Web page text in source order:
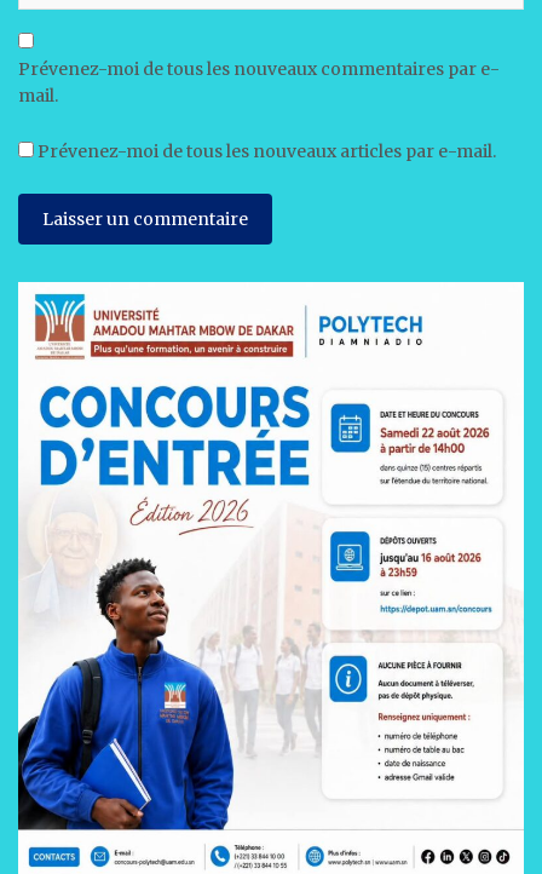
Prévenez-moi de tous les nouveaux commentaires par e-
mail.
Prévenez-moi de tous les nouveaux articles par e-mail.